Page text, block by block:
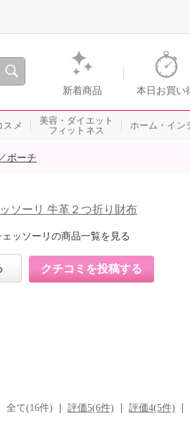
ビショッピングのショップチャンネル
新着商品 本日お買い
スメ
美容・ダイエット
フィットネス
ホーム・イン
ポーチ
ソーリ 牛革２つ折り財布
ッソーリの商品一覧を見る
クチコミを投稿する
全て(16件) 評価5(6件) 評価4(5件)